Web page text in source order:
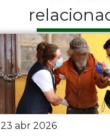
23 abr 2026